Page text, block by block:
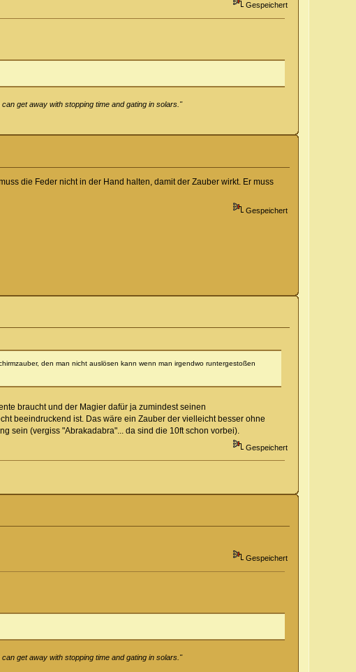
Gespeichert
get away with stopping time and gating in solars."
die Feder nicht in der Hand halten, damit der Zauber wirkt. Er muss
Gespeichert
den man nicht auslösen kann wenn man irgendwo runtergestoßen
braucht und der Magier dafür ja zumindest seinen
beeindruckend ist. Das wäre ein Zauber der vielleicht besser ohne
sein (vergiss "Abrakadabra"... da sind die 10ft schon vorbei).
Gespeichert
Gespeichert
get away with stopping time and gating in solars."